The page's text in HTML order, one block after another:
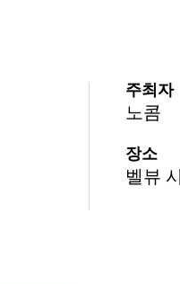
주최자
노콤
장소
벨뷰